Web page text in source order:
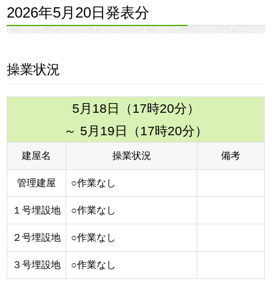
2026年5月20日発表分
操業状況
5月18日（17時20分）
～ 5月19日（17時20分）
建屋名 操業状況 備考
管理建屋 ○作業なし
１号埋設地 ○作業なし
２号埋設地 ○作業なし
３号埋設地 ○作業なし